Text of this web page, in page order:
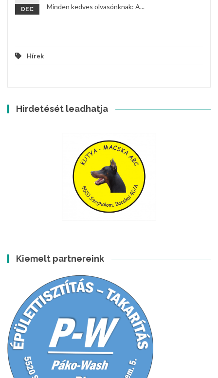
DEC Minden kedves olvasónknak: A...
Hírek
Hirdetését leadhatja
Kiemelt partnereink